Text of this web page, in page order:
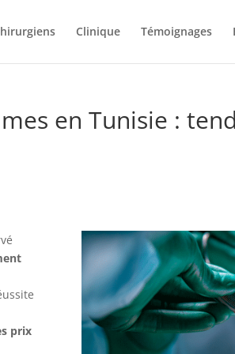
Clinique Témoignages
en Tunisie :
prix